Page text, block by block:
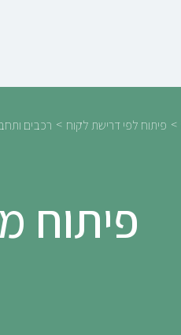
> פיתוח לפי דרישת לקוח > רכבים
פיתוח